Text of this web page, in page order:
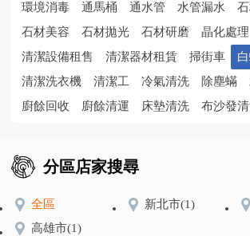
環境消毒
通馬桶 通水管 水管漏水
石材美容
石材拋光 石材研磨 晶化處理
清潔設備租售
清潔器材租賃 掃街車
清潔洗衣機
清潔工 冷氣清洗 除塵蟎
廚餘回收
廚餘清運 床墊清洗 布沙發
分區店家搜尋
全區 新北市(1)
高雄市(1)